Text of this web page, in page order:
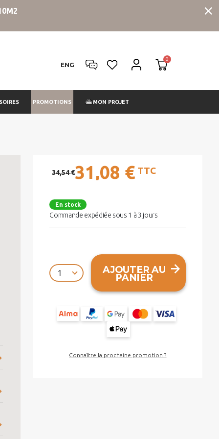
ENG
PROMOTIONS MON PROJET
34,54 €31,08 € TTC
En stock
Commande expédiée sous 1 à 3 jours
AJOUTER AU
PANIER
Connaître la prochaine promotion ?